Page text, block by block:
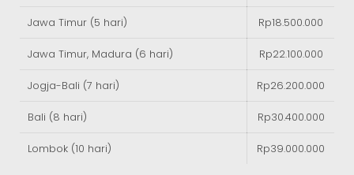
Jawa Timur (5 hari) Rp18.500.000
Jawa Timur, Madura (6 hari) Rp22.100.000
Jogja-Bali (7 hari) Rp26.200.000
Bali (8 hari) Rp30.400.000
Lombok (10 hari) Rp39.000.000